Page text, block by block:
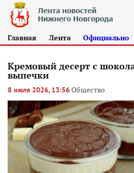
Главная Лента Официально
Кремовый десерт с
выпечки
8 июля 2026, 13:56Общество